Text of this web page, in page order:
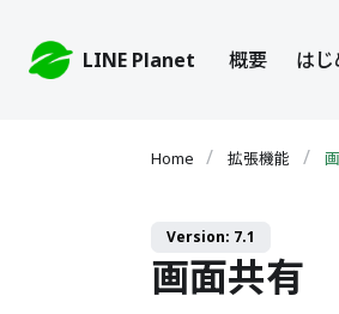
LINE Planet 概要 はじ
拡張機能
Version: 7.1
画面共有